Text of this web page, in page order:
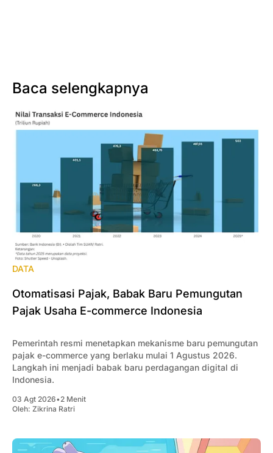
Baca selengkapnya
DATA
Otomatisasi Pajak, Babak Baru Pemungutan
Pajak Usaha E-commerce Indonesia
Pemerintah resmi menetapkan mekanisme baru pemungutan
pajak e-commerce yang berlaku mulai 1 Agustus 2026.
Langkah ini menjadi babak baru perdagangan digital di
Indonesia.
03 Agt 2026•2 Menit
Oleh: Zikrina Ratri